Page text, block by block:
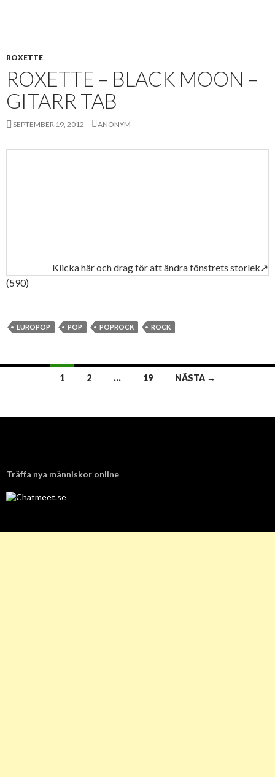
ROXETTE
ROXETTE – BLACK MOON –
GITARR TAB
SEPTEMBER 19, 2012 ANONYM
Klicka här och drag för att ändra fönstrets storlek↗
(590)
EUROPOP POP POPROCK ROCK
1 2 … 19 NÄSTA →
Träffa nya människor online